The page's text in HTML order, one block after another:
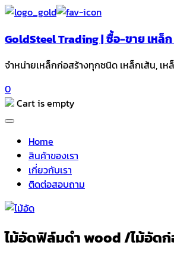
GoldSteel Trading | ซื้อ-ขาย เหล็
จำหน่ายเหล็กก่อสร้างทุกชนิด เหล็กเส้น, เ
0
Cart is empty
Home
สินค้าของเรา
เกี่ยวกับเรา
ติดต่อสอบถาม
ไม้อัดฟิล์มดำ wood /ไม้อัดก่